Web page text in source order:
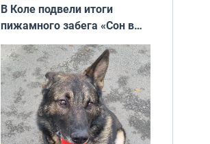
В Коле подвели итоги
пижамного забега «Сон в
Олимпийскую ночь»